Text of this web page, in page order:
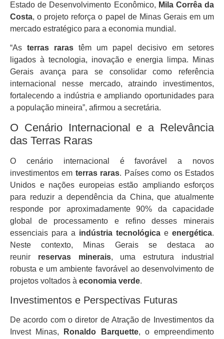
Estado de Desenvolvimento Econômico, Mila Corrêa da
Costa, o projeto reforça o papel de Minas Gerais em um
mercado estratégico para a economia mundial.
“As terras raras têm um papel decisivo em setores
ligados à tecnologia, inovação e energia limpa. Minas
Gerais avança para se consolidar como referência
internacional nesse mercado, atraindo investimentos,
fortalecendo a indústria e ampliando oportunidades para
a população mineira”, afirmou a secretária.
O Cenário Internacional e a Relevância
das Terras Raras
O cenário internacional é favorável a novos
investimentos em terras raras. Países como os Estados
Unidos e nações europeias estão ampliando esforços
para reduzir a dependência da China, que atualmente
responde por aproximadamente 90% da capacidade
global de processamento e refino desses minerais
essenciais para a indústria tecnológica e energética.
Neste contexto, Minas Gerais se destaca ao
reunir reservas minerais, uma estrutura industrial
robusta e um ambiente favorável ao desenvolvimento de
projetos voltados à economia verde.
Investimentos e Perspectivas Futuras
De acordo com o diretor de Atração de Investimentos da
Invest Minas,
Ronaldo Barquette, o empreendimento